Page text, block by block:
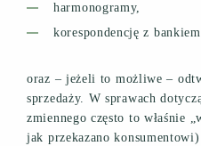
harmonogramy,
korespondencję z bankiem
oraz – jeżeli to możliwe –
sprzedaży. W sprawach
zmiennego często to właśnie
jak przekazano